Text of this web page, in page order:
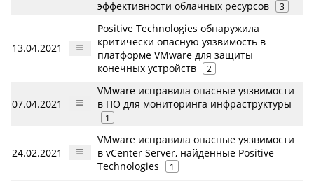
эффективности облачных ресурсов
3
13.04.2021
Positive Technologies обнаружила
критически опасную уязвимость в
платформе VMware для защиты
конечных устройств
2
07.04.2021
VMware исправила опасные уязвимости
в ПО для мониторинга инфраструктуры
1
24.02.2021
VMware исправила опасные уязвимости
в vCenter Server, найденные Positive
Technologies
1